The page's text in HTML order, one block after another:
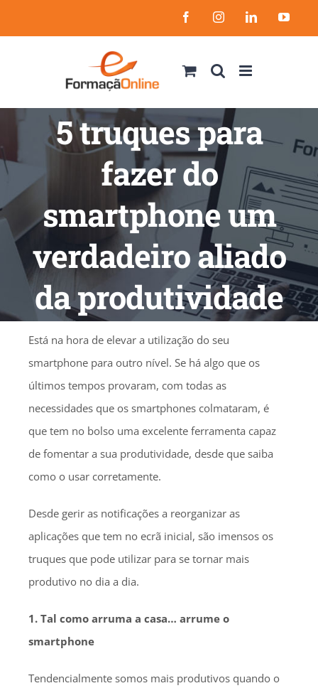
to
FacebookInstagramLinkedIn
5 truques para
fazer do
smartphone um
verdadeiro aliado
da produtividade
Está na hora de elevar a utilização do seu
smartphone para outro nível. Se há algo que os
últimos tempos provaram, com todas as
necessidades que os smartphones colmataram, é
que tem no bolso uma excelente ferramenta capaz
de fomentar a sua produtividade, desde que saiba
como o usar corretamente.
Desde gerir as notificações a reorganizar as
aplicações que tem no ecrã inicial, são imensos os
truques que pode utilizar para se tornar mais
produtivo no dia a dia.
1. Tal como arruma a casa… arrume o
smartphone
Tendencialmente somos mais produtivos quando o